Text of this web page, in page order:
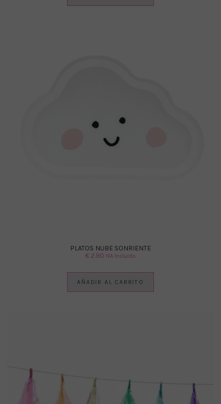
PLATOS NUBE SONRIENTE
€ 2.90 IVA Incluido
AÑADIR AL CARRITO